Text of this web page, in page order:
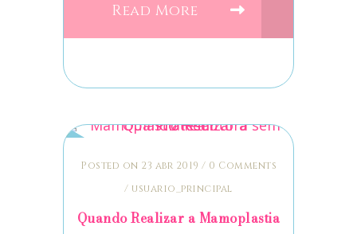
Read More
Posted on 23 abr 2019 / 0 Comments
/ usuario_principal
Quando Realizar a Mamoplastia